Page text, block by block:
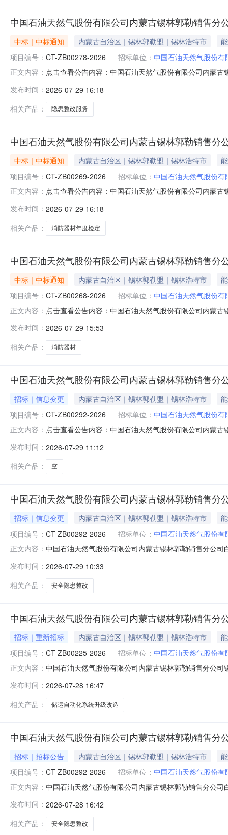
中国石油天然气股份有限公司内蒙古锡林郭勒销售
中标｜中标通知 内蒙古自治区｜锡林郭勒盟｜锡林浩特市
项目编号： CT-ZB00278-2026 招标单位： 中国石油天然气股份
正文内容： 点击查看公告内容：中国石油天然气股份有限公司内蒙
发布时间： 2026-07-29 16:18
相关产品：
隐患整改服务
中国石油天然气股份有限公司内蒙古锡林郭勒销售分
中标｜中标通知 内蒙古自治区｜锡林郭勒盟｜锡林浩特市
项目编号： CT-ZB00269-2026 招标单位： 中国石油天然气股份
正文内容： 点击查看公告内容：中国石油天然气股份有限公司内蒙
发布时间： 2026-07-29 16:18
相关产品：
消防器材年度检定
中国石油天然气股份有限公司内蒙古锡林郭勒销售分
中标｜中标通知 内蒙古自治区｜锡林郭勒盟｜锡林浩特市
项目编号： CT-ZB00268-2026 招标单位： 中国石油天然气股份
正文内容： 点击查看公告内容：中国石油天然气股份有限公司内蒙
发布时间： 2026-07-29 15:53
相关产品：
消防器材
中国石油天然气股份有限公司内蒙古锡林郭勒销售分
招标｜信息变更 内蒙古自治区｜锡林郭勒盟｜锡林浩特市
项目编号： CT-ZB00292-2026 招标单位： 中国石油天然气股份
正文内容： 点击查看公告内容：中国石油天然气股份有限公司内蒙
发布时间： 2026-07-29 11:12
相关产品：
空
中国石油天然气股份有限公司内蒙古锡林郭勒销售
招标｜信息变更 内蒙古自治区｜锡林郭勒盟｜锡林浩特市
项目编号： CT-ZB00292-2026 招标单位： 中国石油天然气股份
正文内容： 中国石油天然气股份有限公司内蒙古锡林郭勒销售分公
围中国石油天然气股份有限公司承包商库成（员提供证
媒介:中国招标投标公共服务
发布时间： 2026-07-29 10:33
相关产品：
安全隐患整改
中国石油天然气股份有限公司内蒙古锡林郭勒销售
招标｜重新招标 内蒙古自治区｜锡林郭勒盟｜锡林浩特市
项目编号： CT-ZB00225-2026 招标单位： 中国石油天然气股份
正文内容： 中国石油天然气股份有限公司内蒙古锡林郭勒销售分公
招标代理机构:内蒙古自治区机械设备成套有限责任公司
发布时间： 2026-07-28 16:47
相关产品：
储运自动化系统升级改造
中国石油天然气股份有限公司内蒙古锡林郭勒销售分
招标｜招标公告 内蒙古自治区｜锡林郭勒盟｜锡林浩特市
项目编号： CT-ZB00292-2026 招标单位： 中国石油天然气股份
正文内容： 中国石油天然气股份有限公司内蒙古锡林郭勒销售分公
成套有限责任公司中国石油天然气股份有限公司内蒙古
发布时间： 2026-07-28 16:42
相关产品：
安全隐患整改